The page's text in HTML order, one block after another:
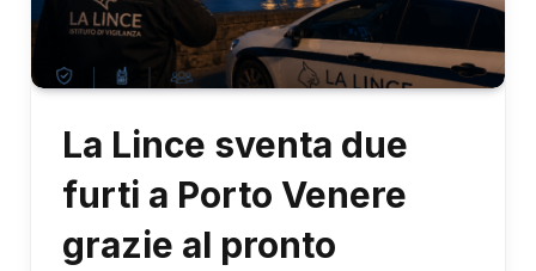
La Lince sventa due
furti a Porto Venere
grazie al pronto